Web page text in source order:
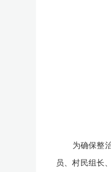
为确保整治
员、村民组长